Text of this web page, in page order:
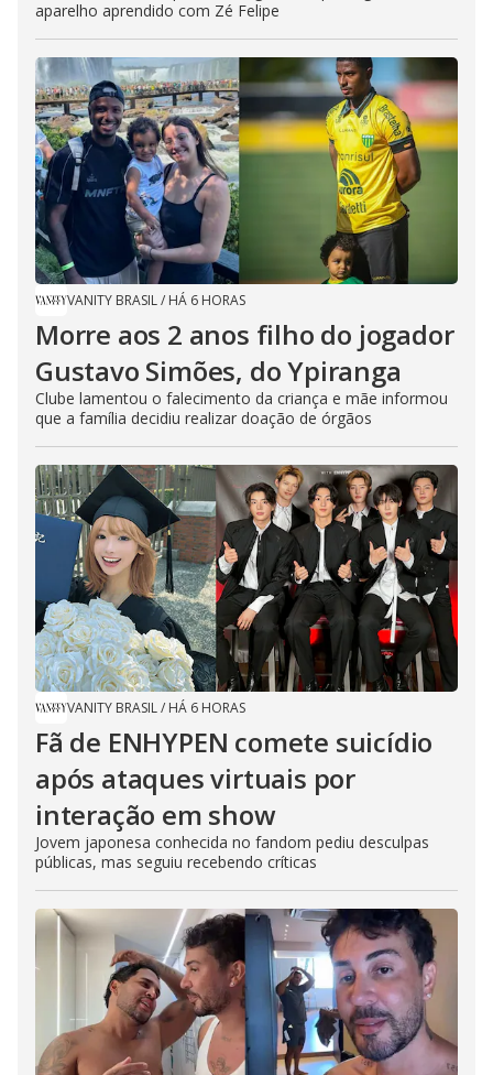
aparelho aprendido com Zé Felipe
VANITY BRASIL/ HÁ 6 HORAS
Morre aos 2 anos filho do jogador
Gustavo Simões, do Ypiranga
Clube lamentou o falecimento da criança e mãe informou
que a família decidiu realizar doação de órgãos
VANITY BRASIL/ HÁ 6 HORAS
Fã de ENHYPEN comete suicídio
após ataques virtuais por
interação em show
Jovem japonesa conhecida no fandom pediu desculpas
públicas, mas seguiu recebendo críticas